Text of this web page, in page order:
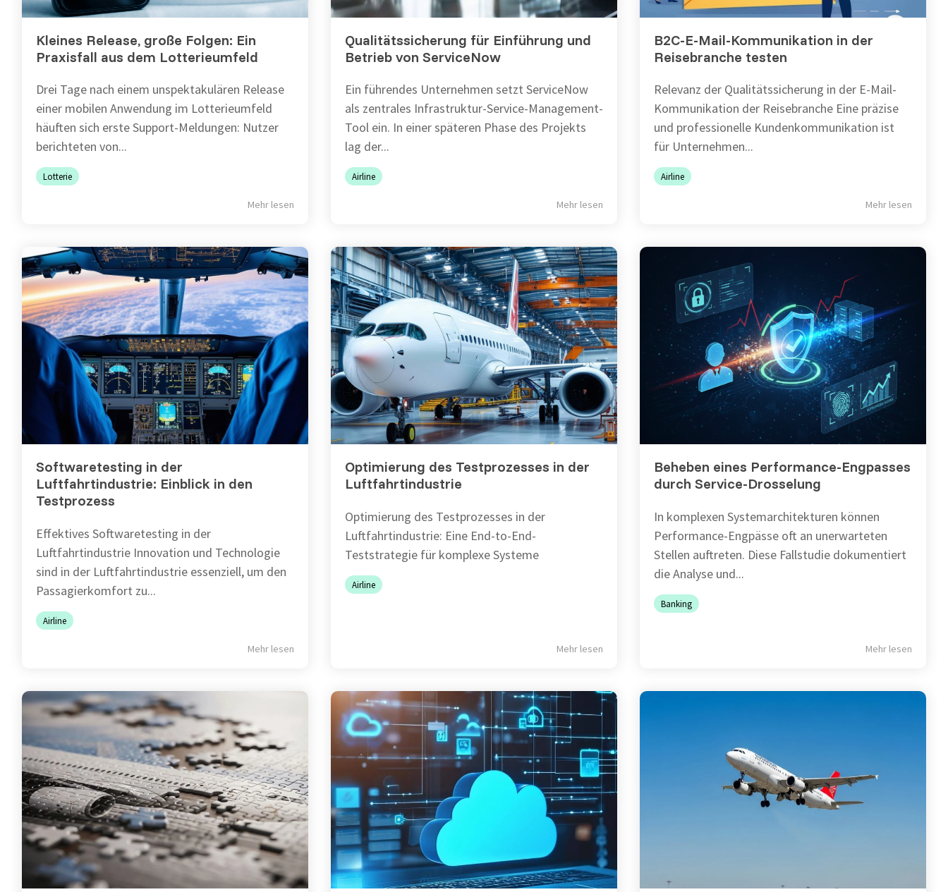
Kleines Release, große Folgen: Ein
Praxisfall aus dem Lotterieumfeld
Drei Tage nach einem unspektakulären Release
einer mobilen Anwendung im Lotterieumfeld
häuften sich erste Support-Meldungen: Nutzer
berichteten von...
Lotterie
Mehr lesen
Qualitätssicherung für Einführung und
Betrieb von ServiceNow
Ein führendes Unternehmen setzt ServiceNow
als zentrales Infrastruktur-Service-Management-
Tool ein. In einer späteren Phase des Projekts
lag der...
Airline
Mehr lesen
B2C-E-Mail-Kommunikation in der
Reisebranche testen
Relevanz der Qualitätssicherung in der E-Mail-
Kommunikation der Reisebranche Eine präzise
und professionelle Kundenkommunikation ist
für Unternehmen...
Airline
Mehr lesen
Softwaretesting in der
Luftfahrtindustrie: Einblick in den
Testprozess
Effektives Softwaretesting in der
Luftfahrtindustrie Innovation und Technologie
sind in der Luftfahrtindustrie essenziell, um den
Passagierkomfort zu...
Airline
Mehr lesen
Optimierung des Testprozesses in der
Luftfahrtindustrie
Optimierung des Testprozesses in der
Luftfahrtindustrie: Eine End-to-End-
Teststrategie für komplexe Systeme
Airline
Mehr lesen
Beheben eines Performance-Engpasses
durch Service-Drosselung
In komplexen Systemarchitekturen können
Performance-Engpässe oft an unerwarteten
Stellen auftreten. Diese Fallstudie dokumentiert
die Analyse und...
Banking
Mehr lesen